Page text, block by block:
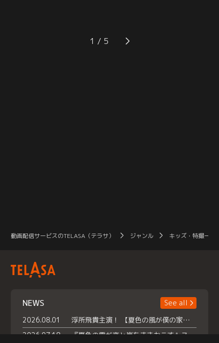
長 阪東がコウモリインベスに襲われ
た。紘汰、光実は、チーム鎧武のメ
かるかもしれない。だが、白いライ
ダーのことを思うと、無策で飛び込
1
動画配信サービスのTELASA（テラサ） ジャンル キッズ・特撮一覧
NEWS
See all
2026.08.01
浮所飛貴主演！ 【夏色の風が僕の家にやってきた】 本日よりテラサで独占配信スタート！
2026.07.18
『夏色の雲が恋と嵐をまきおこす』スペシャルメイキング 【Part1】2026年７月18日（土）23時30分～配信スタート！話題のシーンの裏側を大公開！豪華キャスト大集合！ 『武宮家 真夏の家族会議』開催！